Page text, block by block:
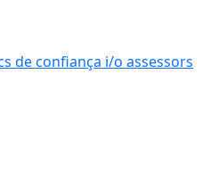
de confiança i/o assessors